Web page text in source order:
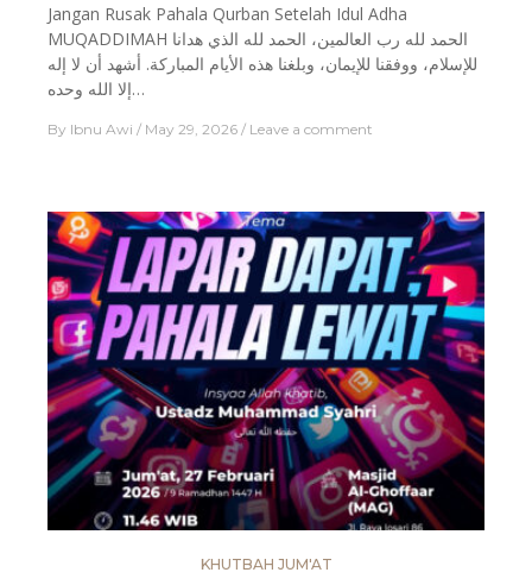
Jangan Rusak Pahala Qurban Setelah Idul Adha
MUQADDIMAH الحمد لله رب العالمين، الحمد لله الذي هدانا
للإسلام، ووفقنا للإيمان، وبلغنا هذه الأيام المباركة. أشهد أن لا إله
إلا الله وحده…
By Ibnu Awi May 29, 2026 Leave a comment
KHUTBAH JUM'AT